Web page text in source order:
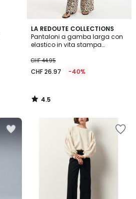
LA REDOUTE COLLECTIONS
Pantaloni a gamba larga con
elastico in vita stampa
CHF 44.95
CHF 26.97 -40%
4.5
/ 5
4.5
/